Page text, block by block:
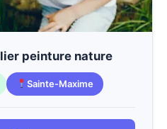
peinture nature
Sainte-Maxime